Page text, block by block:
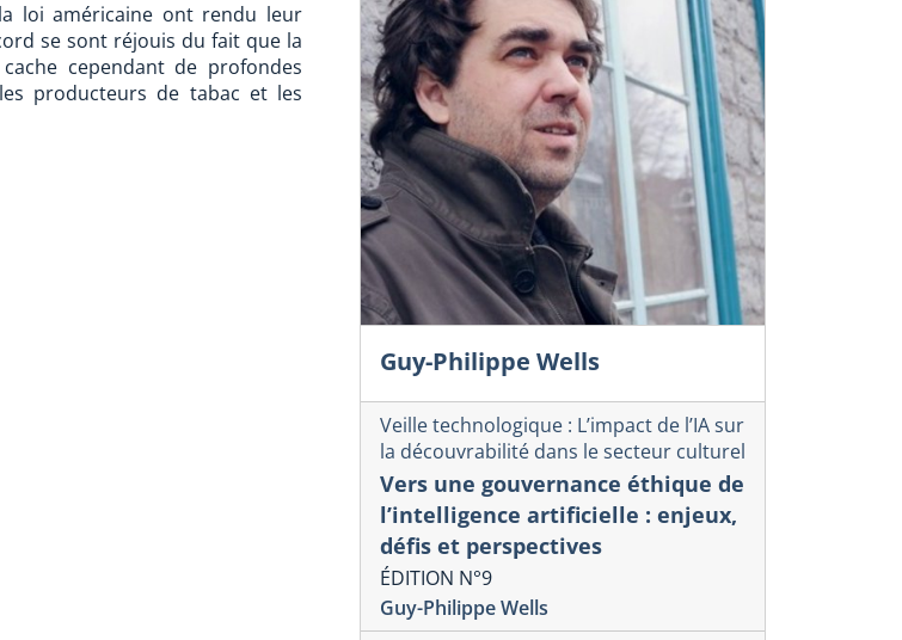
loi américaine ont rendu leur
se sont réjouis du fait que la
cependant de profondes
producteurs de tabac et les
Guy-Philippe Wells
Veille technologique : L’impact de l’IA sur
la découvrabilité dans le secteur culturel
Vers une gouvernance éthique de
l’intelligence artificielle : enjeux,
défis et perspectives
ÉDITION N°9
Guy-Philippe Wells